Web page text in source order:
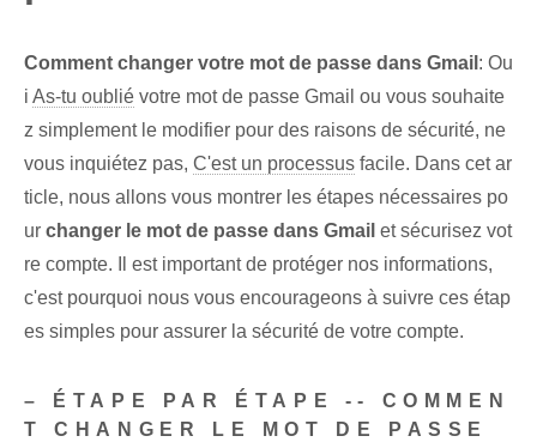
Comment changer votre mot de passe dans Gmail : Ou
i As-tu oublié votre mot de passe Gmail ou vous souhaite
z simplement le modifier pour des raisons de sécurité, ne
vous inquiétez pas, C'est un processus facile. Dans cet ar
ticle, nous allons vous montrer les étapes nécessaires po
ur changer le mot de passe dans Gmail et sécurisez vot
re compte. Il est important de protéger nos informations,
c'est pourquoi nous vous encourageons à suivre ces étap
es simples pour assurer la sécurité de votre compte.
– ÉTAPE PAR ÉTAPE -- COMMEN
T CHANGER LE MOT DE PASSE